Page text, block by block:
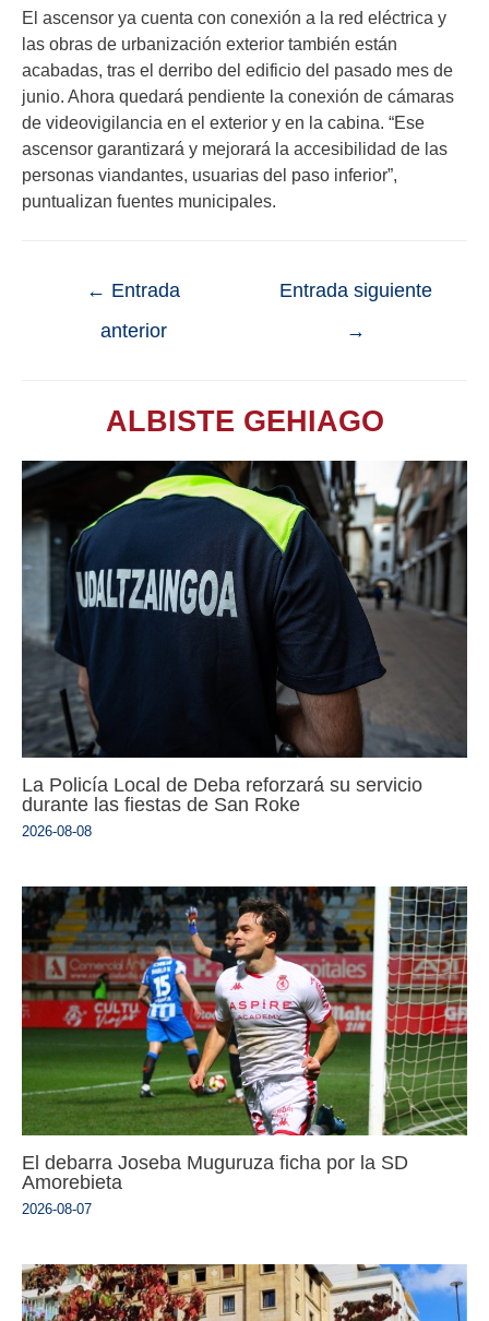
El ascensor ya cuenta con conexión a la red eléctrica y
las obras de urbanización exterior también están
acabadas, tras el derribo del edificio del pasado mes de
junio. Ahora quedará pendiente la conexión de cámaras
de videovigilancia en el exterior y en la cabina. “Ese
ascensor garantizará y mejorará la accesibilidad de las
personas viandantes, usuarias del paso inferior”,
puntualizan fuentes municipales.
← Entrada
anterior
Entrada siguiente
→
ALBISTE GEHIAGO
La Policía Local de Deba reforzará su servicio
durante las fiestas de San Roke
2026-08-08
El debarra Joseba Muguruza ficha por la SD
Amorebieta
2026-08-07